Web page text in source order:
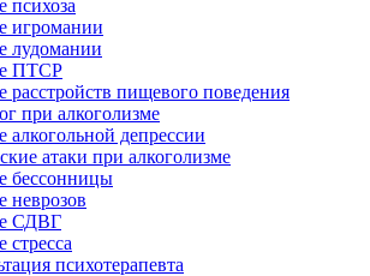
психоза
игромании
лудомании
ПТСР
расстройств пищевого поведения
при алкоголизме
алкогольной депрессии
атаки при алкоголизме
бессонницы
неврозов
СДВГ
стресса
психотерапевта